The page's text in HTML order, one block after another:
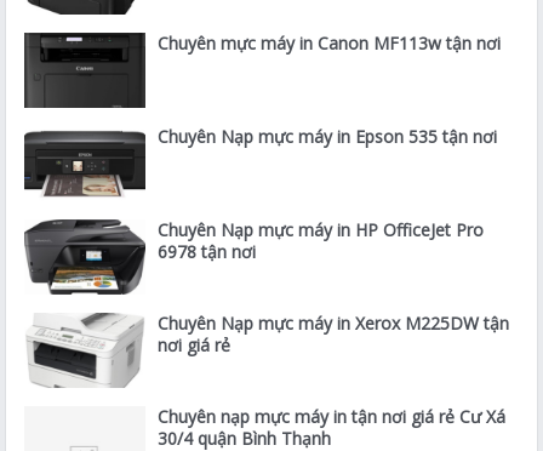
Chuyên mực máy in Canon MF113w tận nơi
Chuyên Nạp mực máy in Epson 535 tận nơi
Chuyên Nạp mực máy in HP OfficeJet Pro
6978 tận nơi
Chuyên Nạp mực máy in Xerox M225DW tận
nơi giá rẻ
Chuyên nạp mực máy in tận nơi giá rẻ Cư Xá
30/4 quận Bình Thạnh